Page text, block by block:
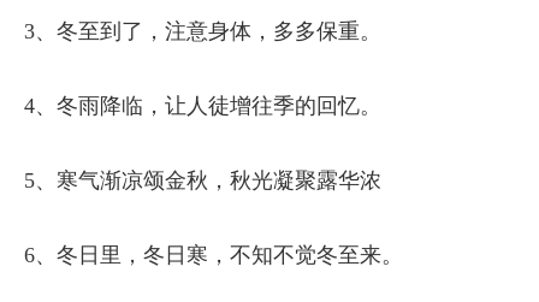
3、冬至到了，注意身体，多多保重。
4、冬雨降临，让人徒增往季的回忆。
5、寒气渐凉颂金秋，秋光凝聚露华浓
6、冬日里，冬日寒，不知不觉冬至来。